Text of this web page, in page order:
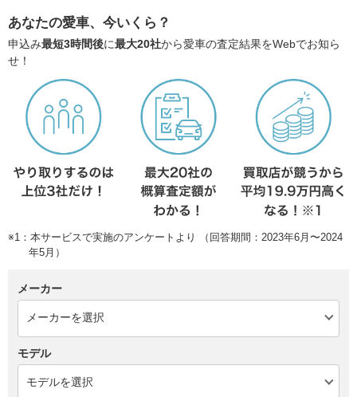
あなたの愛車、今いくら？
申込み最短3時間後に最大20社から愛車の査定結果をWebでお知ら
せ！
※1：本サービスで実施のアンケートより （回答期間：2023年6月〜2024
年5月）
メーカー
モデル